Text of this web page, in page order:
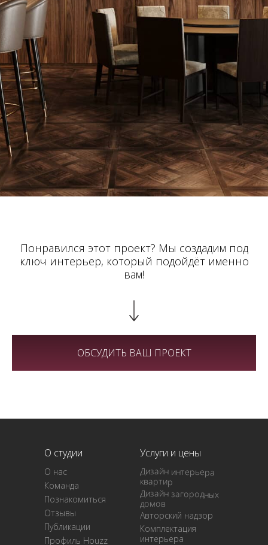
Понравился этот проект? Мы создадим под
ключ интерьер, который подойдёт именно
вам!
ОБСУДИТЬ ВАШ ПРОЕКТ
О студии
О нас
Команда
Познакомиться
Отзывы
Публикации
Профиль Houzz
Услуги и цены
Дизайн интерьера
квартир
Авторский надзор
Мы работаем пн–пт 10:00–20:00
Комплектация
интерьера
Дизайн загородных
домов